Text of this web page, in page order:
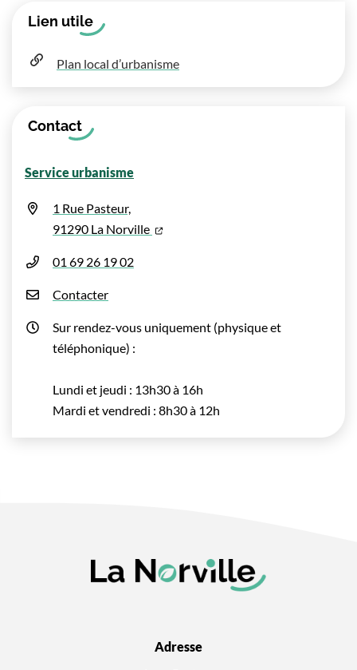
Informations complémentaires
Lien utile
Plan local d’urbanisme
Contact
Service urbanisme
1 Rue Pasteur,
91290 La Norville
(ouverture dans un nouvel onglet)
01 69 26 19 02
Contacter
Sur rendez-vous uniquement (physique et
téléphonique) :
Lundi et jeudi : 13h30 à 16h
Mardi et vendredi : 8h30 à 12h
Adresse